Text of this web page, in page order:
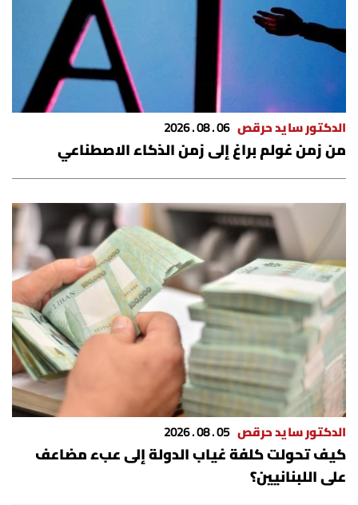
تحت المجهر
آراء
اقتصاد
العالم
الصحافة الإسرائيلية
ثقافة وفنون
فصل من كتاب
اقرأ تضحك
كاميرا
سجالات
صحّة وصحن
الدكتور سايد حرقص 06 . 08 . 2026
من زمن غولم براغ إلى زمن الذكاء الاصطناعي
الدكتور سايد حرقص 05 . 08 . 2026
كيف تحولت كلفة غياب الدولة إلى عبء مضاعف
على اللبنانيين؟